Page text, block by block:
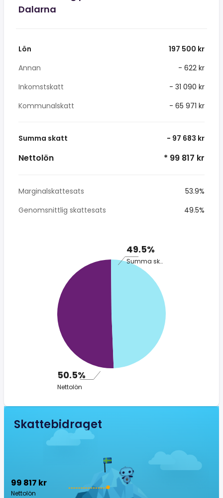
Dalarna
Lön
197 500 kr
Annan
- 622 kr
Inkomstskatt
- 31 090 kr
Kommunalskatt
- 65 971 kr
Summa skatt - 97 683 kr
Nettolön * 99 817 kr
Marginalskattesats
53.9%
Genomsnittlig skattesats
49.5%
49.5%
Summa skatt
50.5%
Nettolön
Skattebidraget
99 817 kr
Nettolön